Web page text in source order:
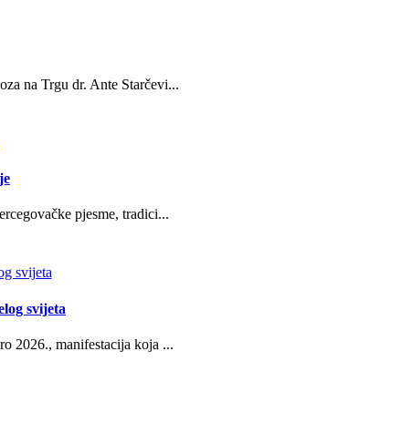
na Trgu dr. Ante Starčevi...
pjesme, tradici...
svijeta
2026., manifestacija koja ...